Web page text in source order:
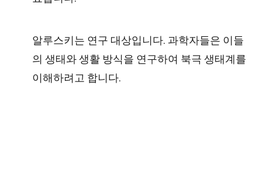
알루스키는 연구 대상입니다. 과학자들은 이들
의 생태와 생활 방식을 연구하여 북극 생태계를
이해하려고 합니다.